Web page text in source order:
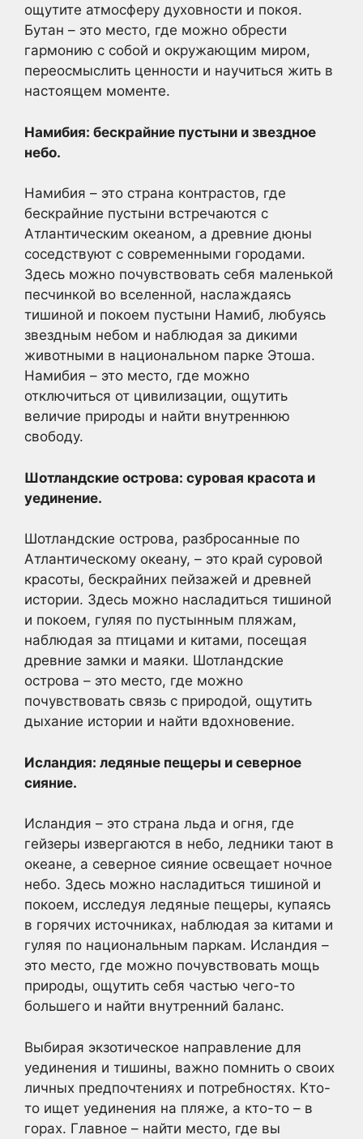
ощутите атмосферу духовности и покоя.
Бутан – это место, где можно обрести
гармонию с собой и окружающим миром,
переосмыслить ценности и научиться жить в
настоящем моменте.
Намибия: бескрайние пустыни и звездное
небо.
Намибия – это страна контрастов, где
бескрайние пустыни встречаются с
Атлантическим океаном, а древние дюны
соседствуют с современными городами.
Здесь можно почувствовать себя маленькой
песчинкой во вселенной, наслаждаясь
тишиной и покоем пустыни Намиб, любуясь
звездным небом и наблюдая за дикими
животными в национальном парке Этоша.
Намибия – это место, где можно
отключиться от цивилизации, ощутить
величие природы и найти внутреннюю
свободу.
Шотландские острова: суровая красота и
уединение.
Шотландские острова, разбросанные по
Атлантическому океану, – это край суровой
красоты, бескрайних пейзажей и древней
истории. Здесь можно насладиться тишиной
и покоем, гуляя по пустынным пляжам,
наблюдая за птицами и китами, посещая
древние замки и маяки. Шотландские
острова – это место, где можно
почувствовать связь с природой, ощутить
дыхание истории и найти вдохновение.
Исландия: ледяные пещеры и северное
сияние.
Исландия – это страна льда и огня, где
гейзеры извергаются в небо, ледники тают в
океане, а северное сияние освещает ночное
небо. Здесь можно насладиться тишиной и
покоем, исследуя ледяные пещеры, купаясь
в горячих источниках, наблюдая за китами и
гуляя по национальным паркам. Исландия –
это место, где можно почувствовать мощь
природы, ощутить себя частью чего-то
большего и найти внутренний баланс.
Выбирая экзотическое направление для
уединения и тишины, важно помнить о своих
личных предпочтениях и потребностях. Кто-
то ищет уединения на пляже, а кто-то – в
горах. Главное – найти место, где вы